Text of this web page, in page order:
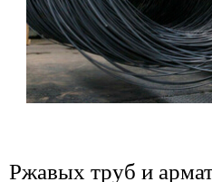
Ржавых труб и